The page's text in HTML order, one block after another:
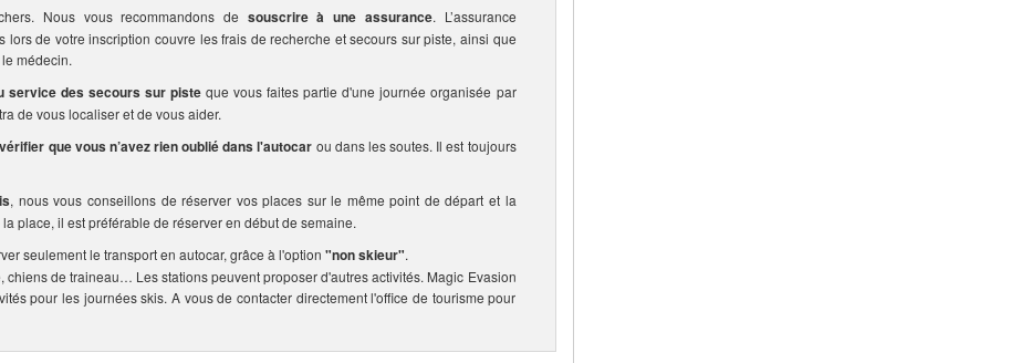
Nous vous recommandons de souscrire à une assurance. L’assurance
lors de votre inscription couvre les frais de recherche et secours sur piste, ainsi que
médecin.
service des secours sur pisteque vous faites partie d'une journée organisée par
de vous localiser et de vous aider.
vérifier que vous n’avez rien oublié dans l'autocar ou dans les soutes. Il est toujours
, nous vous conseillons de réserver vos places sur le même point de départ et la
place, il est préférable de réserver en début de semaine.
seulement le transport en autocar, grâce à l'option "non skieur".
chiens de traineau… Les stations peuvent proposer d'autres activités. Magic Evasion
pour les journées skis. A vous de contacter directement l'office de tourisme pour